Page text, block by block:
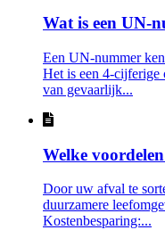
Wat is een UN-
Een UN-nummer
Het is een 4-cijferige
van gevaarlijk...
Welke
Door uw afval te
duurzamere
Kostenbesparing:...